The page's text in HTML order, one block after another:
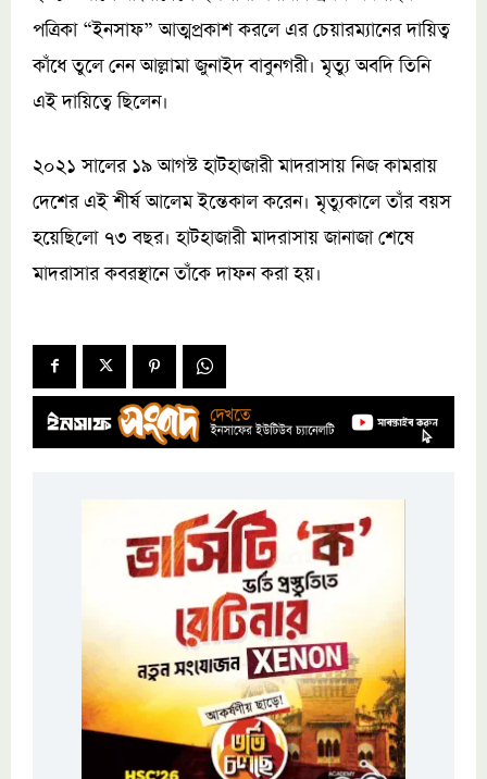
পত্রিকা “ইনসাফ” আত্মপ্রকাশ করলে এর চেয়ারম্যানের দায়িত্ব
কাঁধে তুলে নেন আল্লামা জুনাইদ বাবুনগরী। মৃত্যু অবদি তিনি
এই দায়িত্বে ছিলেন।
২০২১ সালের ১৯ আগস্ট হাটহাজারী মাদরাসায় নিজ কামরায়
দেশের এই শীর্ষ আলেম ইন্তেকাল করেন। মৃত্যুকালে তাঁর বয়স
হয়েছিলো ৭৩ বছর। হাটহাজারী মাদরাসায় জানাজা শেষে
মাদরাসার কবরস্থানে তাঁকে দাফন করা হয়।